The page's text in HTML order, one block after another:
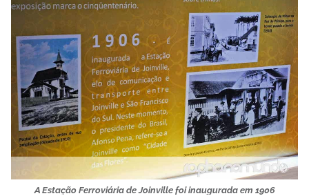
A Estação Ferroviária de Joinville foi inaugurada em 1906